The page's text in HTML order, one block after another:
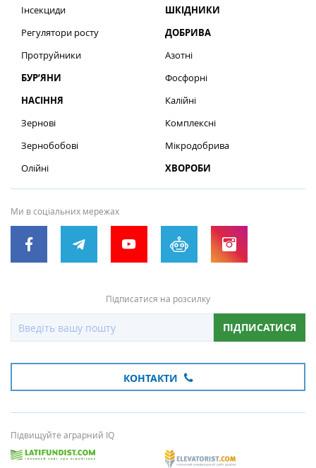
Інсекциди
Регулятори росту
Протруйники
БУР’ЯНИ
НАСІННЯ
Зернові
Зернобобові
Олійні
ШКІДНИКИ
ДОБРИВА
Азотні
Фосфорні
Калійні
Комплексні
Мікродобрива
ХВОРОБИ
Ми в соціальних мережах
Підписатися на розсилку
ПІДПИСАТИСЯ
КОНТАКТИ
Підвищуйте аграрний IQ